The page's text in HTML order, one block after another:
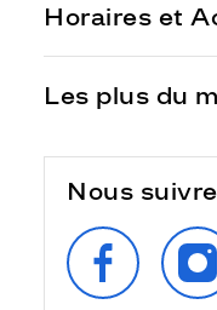
Horaires et
Les plus du
Nous suivre
SUR
FACEBOOK
SUR